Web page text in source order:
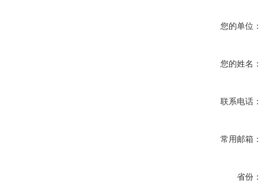
您的单位：
您的姓名：
联系电话：
常用邮箱：
省份：